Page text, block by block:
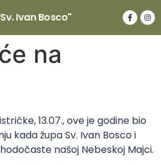
Ivan Bosco"
na
13.07., ove je godine bio
kada župa Sv. Ivan Bosco i
našoj Nebeskoj Majci.